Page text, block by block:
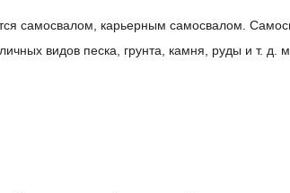
самосвалом, карьерным самосвалом.
видов песка, грунта, камня, руды и т. д.